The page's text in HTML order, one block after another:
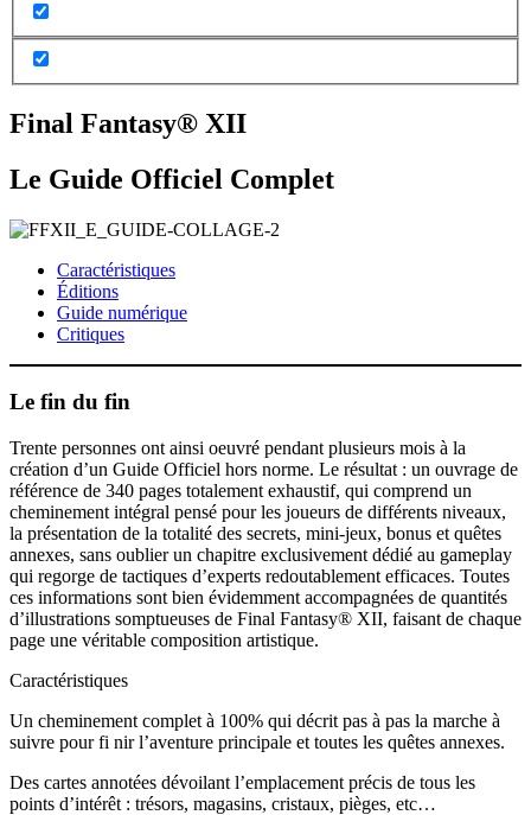
Final Fantasy® XII
Le Guide Officiel Complet
Caractéristiques
Éditions
Guide numérique
Critiques
Le fin du fin
Trente personnes ont ainsi oeuvré pendant plusieurs mois à la
création d’un Guide Officiel hors norme. Le résultat : un ouvrage de
référence de 340 pages totalement exhaustif, qui comprend un
cheminement intégral pensé pour les joueurs de différents niveaux,
la présentation de la totalité des secrets, mini-jeux, bonus et quêtes
annexes, sans oublier un chapitre exclusivement dédié au gameplay
qui regorge de tactiques d’experts redoutablement efficaces. Toutes
ces informations sont bien évidemment accompagnées de quantités
d’illustrations somptueuses de Final Fantasy® XII, faisant de chaque
page une véritable composition artistique.
Caractéristiques
Un cheminement complet à 100% qui décrit pas à pas la marche à
suivre pour fi nir l’aventure principale et toutes les quêtes annexes.
Des cartes annotées dévoilant l’emplacement précis de tous les
points d’intérêt : trésors, magasins, cristaux, pièges, etc…